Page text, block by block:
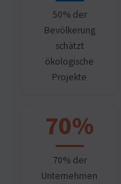
50% der
Bevölkerung
schätzt
ökologische
Projekte
70%
70% der
Unternehmen